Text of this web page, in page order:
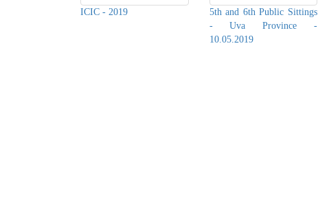
ICIC - 2019
5th and 6th Public Sittings
- Uva Province -
10.05.2019